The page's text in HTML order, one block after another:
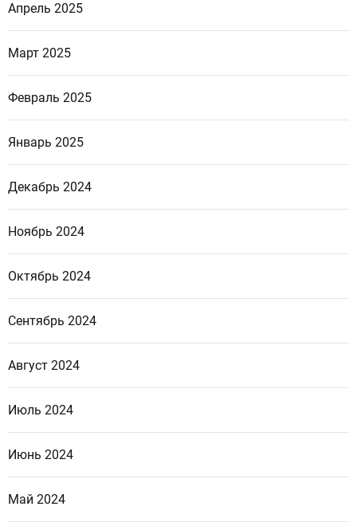
Апрель 2025
Март 2025
Февраль 2025
Январь 2025
Декабрь 2024
Ноябрь 2024
Октябрь 2024
Сентябрь 2024
Август 2024
Июль 2024
Июнь 2024
Май 2024